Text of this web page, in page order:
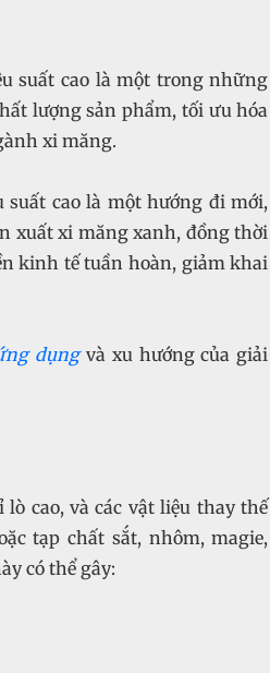
suất cao là một trong những
lượng sản phẩm, tối ưu hóa
xi măng.
suất cao là một hướng đi mới,
xuất xi măng xanh, đồng thời
kinh tế tuần hoàn, giảm khai
dụngvà xu hướng của giải
cao, và các vật liệu thay thế
tạp chất sắt, nhôm, magie,
có thể gây: